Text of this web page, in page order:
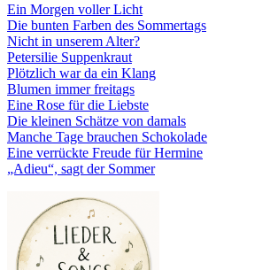
Ein Morgen voller Licht
Die bunten Farben des Sommertags
Nicht in unserem Alter?
Petersilie Suppenkraut
Plötzlich war da ein Klang
Blumen immer freitags
Eine Rose für die Liebste
Die kleinen Schätze von damals
Manche Tage brauchen Schokolade
Eine verrückte Freude für Hermine
„Adieu“, sagt der Sommer